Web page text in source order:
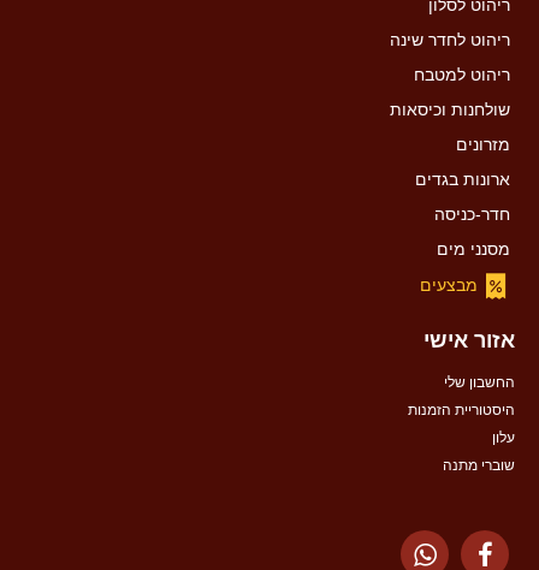
ריהוט לסלון
ריהוט לחדר שינה
ריהוט למטבח
שולחנות וכיסאות
מזרונים
ארונות בגדים
חדר-כניסה
מסנני מים
מבצעים
אזור אישי
החשבון שלי
היסטוריית הזמנות
עלון
שוברי מתנה